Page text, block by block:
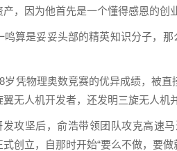
，因为他首先是一个懂得感恩的创
算是妥妥头部的精英知识分子，
岁凭物理奥数竞赛的优异成绩，被
无人机开发者，还发明三旋无人机
发攻坚后，俞浩带领团队攻克高速
创立，自那时开始“要么不做，要做